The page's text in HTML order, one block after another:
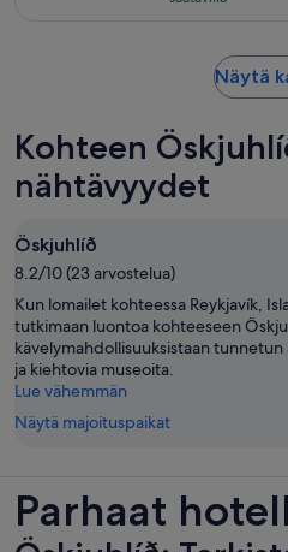
Näytä
Kohteen
nähtävyydet
Öskjuhlíð
8.2/10 (23 arvostelua)
Kun lomailet kohteessa Reykjavík,
tutkimaan luontoa kohteeseen
kävelymahdollisuuksistaan
ja kiehtovia museoita.
Lue vähemmän
Näytä majoituspaikat
Parhaat